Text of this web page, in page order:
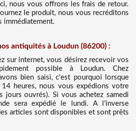
nous vous offrons les frais de retour.
le produit, nous vous recréditons
immédiatement.
antiquités à Loudun (86200) :
sur internet, vous désirez recevoir vos
possible à Loudun. Chez
bien saisi, c'est pourquoi lorsque
14 heures, nous vous expédions votre
jours ouvrés). Si vous achetez samedi
sera expédié le lundi. A l’inverse
articles sont disponibles et sont prêts